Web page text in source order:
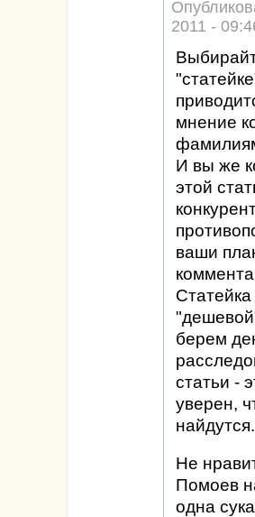
2011 -
мнение
И вы же
этой
ваши
берем
статьи -
уверен,
найдутся.
Не
Помоев
одна